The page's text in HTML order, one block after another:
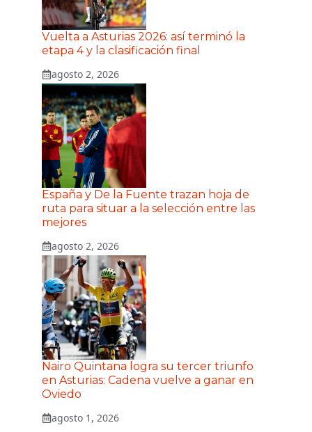
Vuelta a Asturias 2026: así terminó la
etapa 4 y la clasificación final
agosto 2, 2026
España y De la Fuente trazan hoja de
ruta para situar a la selección entre las
mejores
agosto 2, 2026
Nairo Quintana logra su tercer triunfo
en Asturias: Cadena vuelve a ganar en
Oviedo
agosto 1, 2026